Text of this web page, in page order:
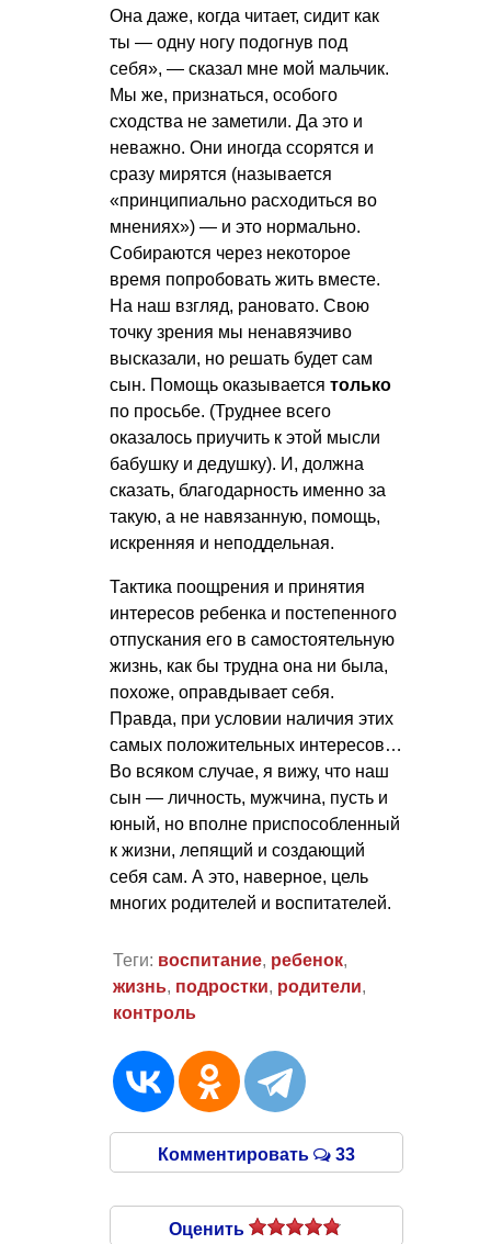
Она даже, когда читает, сидит как
ты — одну ногу подогнув под
себя», — сказал мне мой мальчик.
Мы же, признаться, особого
сходства не заметили. Да это и
неважно. Они иногда ссорятся и
сразу мирятся (называется
«принципиально расходиться во
мнениях») — и это нормально.
Собираются через некоторое
время попробовать жить вместе.
На наш взгляд, рановато. Свою
точку зрения мы ненавязчиво
высказали, но решать будет сам
сын. Помощь оказывается только
по просьбе. (Труднее всего
оказалось приучить к этой мысли
бабушку и дедушку). И, должна
сказать, благодарность именно за
такую, а не навязанную, помощь,
искренняя и неподдельная.
Тактика поощрения и принятия
интересов ребенка и постепенного
отпускания его в самостоятельную
жизнь, как бы трудна она ни была,
похоже, оправдывает себя.
Правда, при условии наличия этих
самых положительных интересов…
Во всяком случае, я вижу, что наш
сын — личность, мужчина, пусть и
юный, но вполне приспособленный
к жизни, лепящий и создающий
себя сам. А это, наверное, цель
многих родителей и воспитателей.
Теги: воспитание, ребенок,
жизнь, подростки, родители,
контроль
Комментировать 33
Оценить